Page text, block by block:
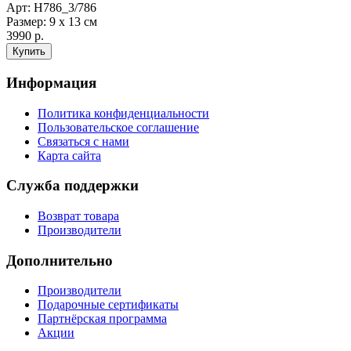
Арт: Н786_3/786
Размер: 9 х 13 см
3990 р.
Информация
Политика конфиденциальности
Пользовательское соглашение
Связаться с нами
Карта сайта
Служба поддержки
Возврат товара
Производители
Дополнительно
Производители
Подарочные сертификаты
Партнёрская программа
Акции